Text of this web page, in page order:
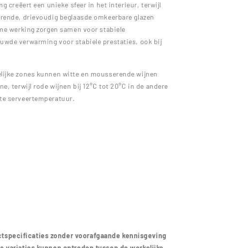
creëert een unieke sfeer in het interieur, terwijl
drievoudig beglaasde omkeerbare glazen
werking zorgen samen voor stabiele
verwarming voor stabiele prestaties, ook bij
zones kunnen witte en mousserende wijnen
terwijl rode wijnen bij 12°C tot 20°C in de andere
serveertemperatuur.
zonder voorafgaande kennisgeving